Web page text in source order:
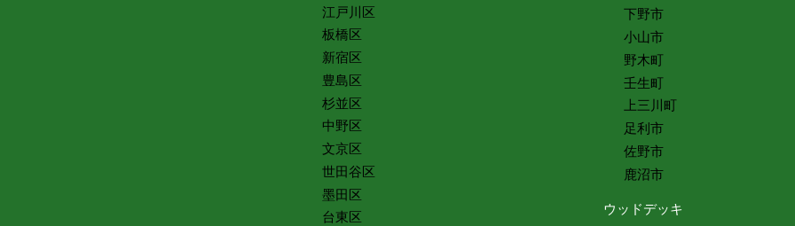
江戸川区
板橋区
新宿区
豊島区
杉並区
中野区
文京区
世田谷区
墨田区
台東区
下野市
小山市
野木町
壬生町
上三川町
足利市
佐野市
鹿沼市
ウッドデッキ